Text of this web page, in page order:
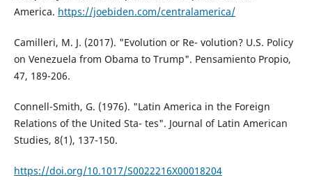
America. https://joebiden.com/centralamerica/
Camilleri, M. J. (2017). "Evolution or Re- volution? U.S. Policy
on Venezuela from Obama to Trump". Pensamiento Propio,
47, 189-206.
Connell-Smith, G. (1976). "Latin America in the Foreign
Relations of the United Sta- tes". Journal of Latin American
Studies, 8(1), 137-150.
https://doi.org/10.1017/S0022216X00018204